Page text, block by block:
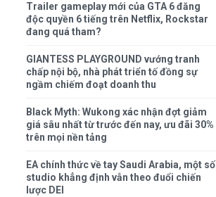
Trailer gameplay mới của GTA 6 đăng
độc quyền 6 tiếng trên Netflix, Rockstar
đang quá tham?
GIANTESS PLAYGROUND vướng tranh
chấp nội bộ, nhà phát triển tố đồng sự
ngầm chiếm đoạt doanh thu
Black Myth: Wukong xác nhận đợt giảm
giá sâu nhất từ trước đến nay, ưu đãi 30%
trên mọi nền tảng
EA chính thức về tay Saudi Arabia, một số
studio khẳng định vẫn theo đuổi chiến
lược DEI